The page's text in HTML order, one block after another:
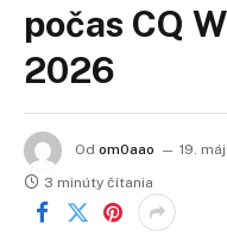
počas CQ
2026
Od om0aao 19.
3 minúty čítania